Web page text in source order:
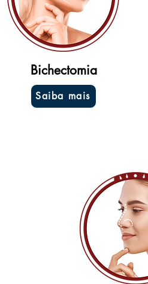
Bichectomia
Saiba mais